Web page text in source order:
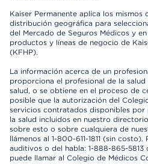
Kaiser Permanente aplica los mismos
distribución geográfica para
del Mercado de Seguros Médicos y
productos y líneas de negocio de
(KFHP).
La información acerca de un
proporciona el profesional de la
salud, o se obtiene en el proceso de
posible que la autorización del
servicios contratados disponibles
la salud incluidos en nuestro
sobre esto o sobre cualquiera de
llámenos al 1-800-611-1811 (sin
auditivos o del habla: 1-888-865-5813
puede llamar al Colegio de Médicos